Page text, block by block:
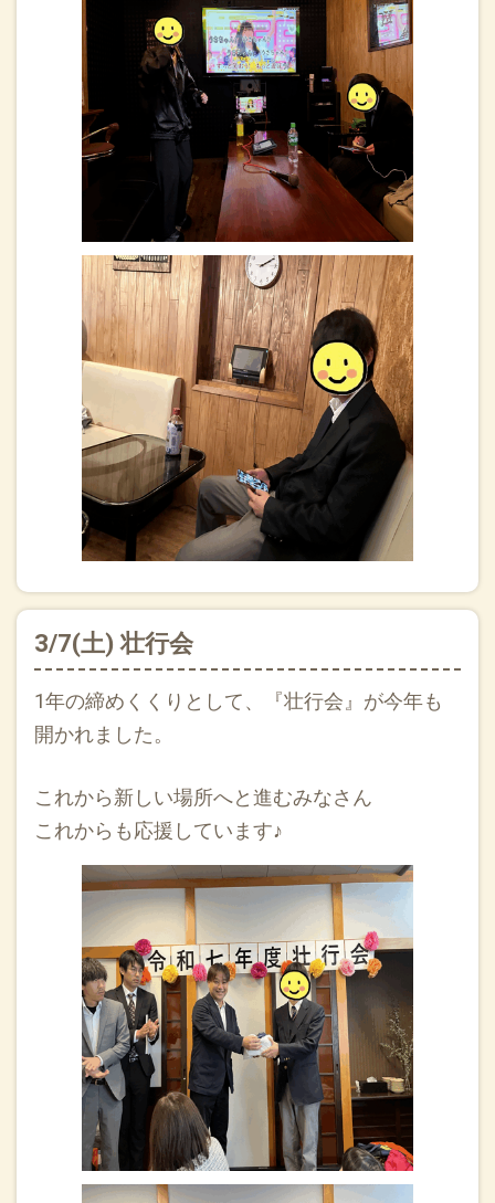
3/7(土) 壮行会
1年の締めくくりとして、『壮行会』が今年も
開かれました。
これから新しい場所へと進むみなさん
これからも応援しています♪